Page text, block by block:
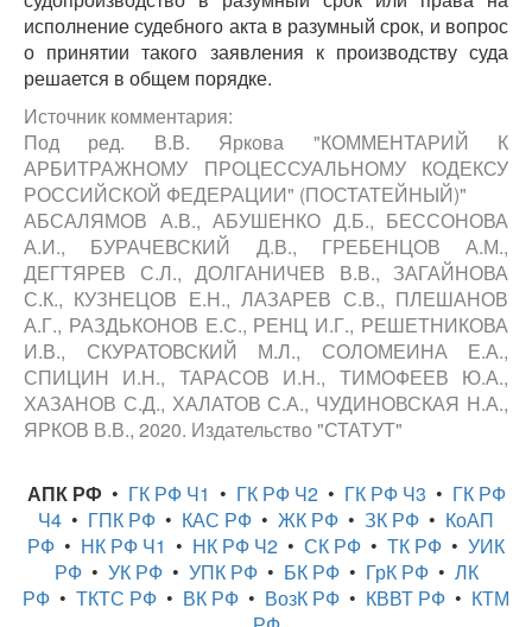
исполнение судебного акта в разумный срок, и вопрос
о принятии такого заявления к производству суда
решается в общем порядке.
Источник комментария:
Под ред. В.В. Яркова "КОММЕНТАРИЙ К
АРБИТРАЖНОМУ ПРОЦЕССУАЛЬНОМУ КОДЕКСУ
РОССИЙСКОЙ ФЕДЕРАЦИИ" (ПОСТАТЕЙНЫЙ)"
АБСАЛЯМОВ А.В., АБУШЕНКО Д.Б., БЕССОНОВА
А.И., БУРАЧЕВСКИЙ Д.В., ГРЕБЕНЦОВ А.М.,
ДЕГТЯРЕВ С.Л., ДОЛГАНИЧЕВ В.В., ЗАГАЙНОВА
С.К., КУЗНЕЦОВ Е.Н., ЛАЗАРЕВ С.В., ПЛЕШАНОВ
А.Г., РАЗДЬКОНОВ Е.С., РЕНЦ И.Г., РЕШЕТНИКОВА
И.В., СКУРАТОВСКИЙ М.Л., СОЛОМЕИНА Е.А.,
СПИЦИН И.Н., ТАРАСОВ И.Н., ТИМОФЕЕВ Ю.А.,
ХАЗАНОВ С.Д., ХАЛАТОВ С.А., ЧУДИНОВСКАЯ Н.А.,
ЯРКОВ В.В., 2020. Издательство "СТАТУТ"
АПК РФ • ГК РФ Ч1 • ГК РФ Ч2• ГК РФ Ч3 • ГК РФ
Ч4 • ГПК РФ • КАС РФ • ЖК РФ • ЗК РФ • КоАП
РФ • НК РФ Ч1 • НК РФ Ч2 • СК РФ • ТК РФ • УИК
РФ• УК РФ• УПК РФ• БК РФ• ГрК РФ• ЛК
РФ • ТКТС РФ • ВК РФ • ВозК РФ • КВВТ РФ • КТМ